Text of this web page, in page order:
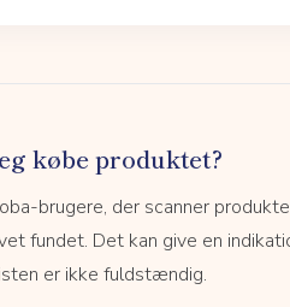
købe produktet?
brugere, der scanner
fundet. Det kan give en
er ikke fuldstændig.